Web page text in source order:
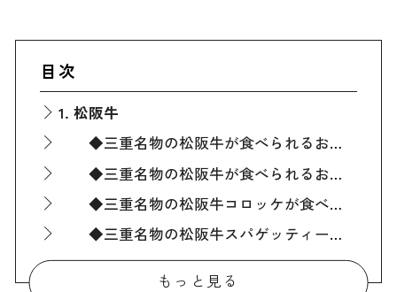
目次
1. 松阪牛
◆三重名物の松阪牛が食べられるお店『松阪肉元祖 和田金』
◆三重名物の松阪牛が食べられるお店『スギモト』
◆三重名物の松阪牛コロッケが食べられるお店『松阪牛・黒毛和牛専門店 丸中本店』
◆三重名物の松阪牛スパゲッティーが食べられるお店『西洋肉料理 岡』
2. 伊賀牛
もっと見る